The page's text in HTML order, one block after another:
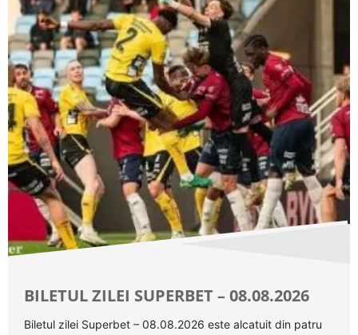
BILETUL ZILEI SUPERBET – 08.08.2026
Biletul zilei Superbet – 08.08.2026 este alcatuit din patru